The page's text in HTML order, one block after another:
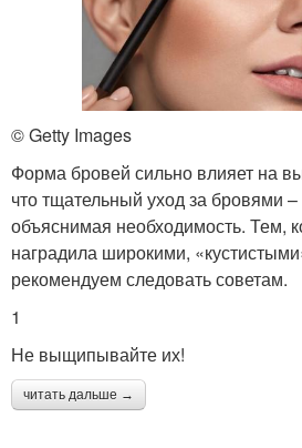
© Getty Images
Форма бровей сильно влияет на
что тщательный уход за бровями
объяснимая необходимость. Тем,
наградила широкими,
рекомендуем следовать советам.
1
Не выщипывайте их!
читать дальше →